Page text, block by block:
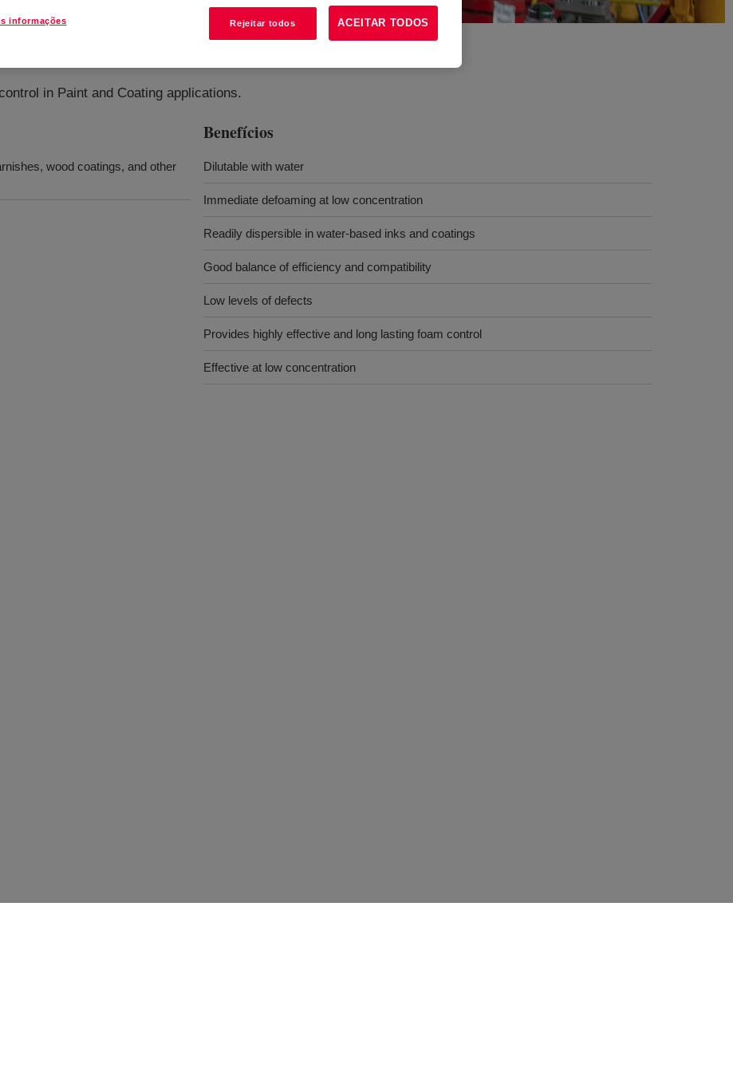
in Paint and Coating applications.
wood coatings, and other
Benefícios
Dilutable with water
Immediate defoaming at low concentration
Readily dispersible in water-based inks and coatings
Good balance of efficiency and compatibility
Low levels of defects
Provides highly effective and long lasting foam control
Effective at low concentration
informações Rejeitar todos ACEITAR TODOS